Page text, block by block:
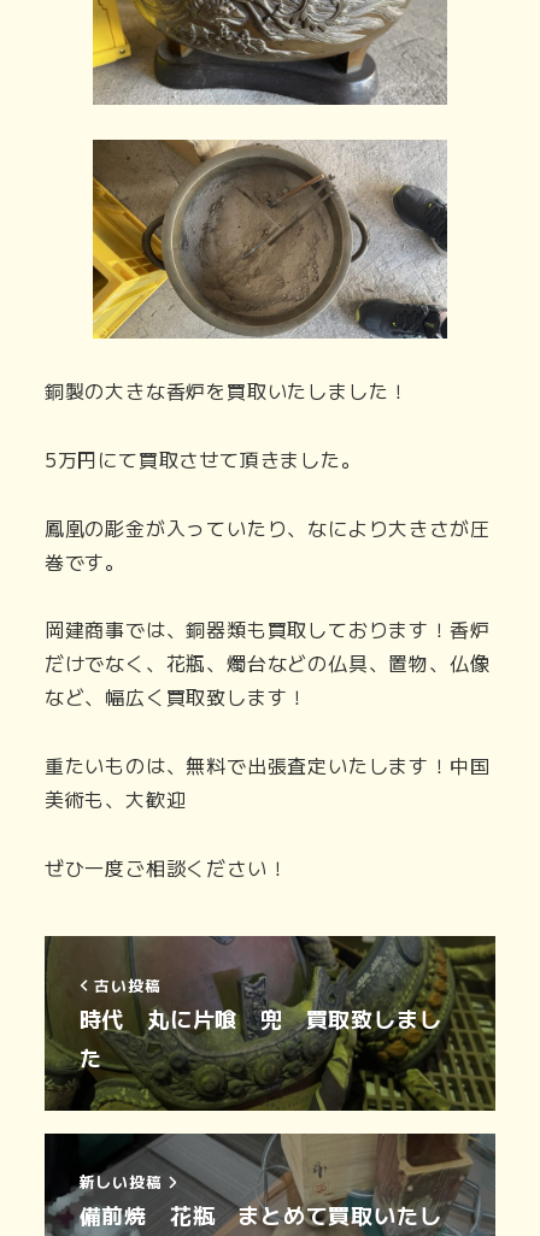
銅製の大きな香炉を買取いたしました！
5万円にて買取させて頂きました。
鳳凰の彫金が入っていたり、なにより大きさが圧
巻です。
岡建商事では、銅器類も買取しております！香炉
だけでなく、花瓶、燭台などの仏具、置物、仏像
など、幅広く買取致します！
重たいものは、無料で出張査定いたします！中国
美術も、大歓迎
ぜひ一度ご相談ください！
古い投稿
時代 丸に片喰 兜 買取致しまし
た
新しい投稿
備前焼 花瓶 まとめて買取いたし